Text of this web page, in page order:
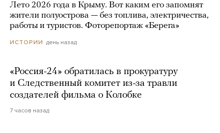
Лето 2026 года в Крыму. Вот каким его запомнят
жители полуострова — без топлива, электричества,
работы и туристов. Фоторепортаж «Берега»
ИСТОРИИ день назад
«Россия-24» обратилась в прокуратуру
и Следственный комитет из-за травли
создателей фильма о Колобке
7 часов назад